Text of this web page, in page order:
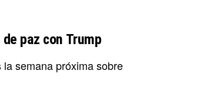
paz con Trump
semana próxima sobre